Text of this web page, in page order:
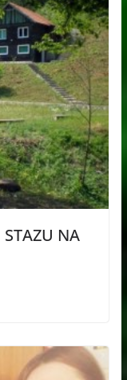
STAZU NA